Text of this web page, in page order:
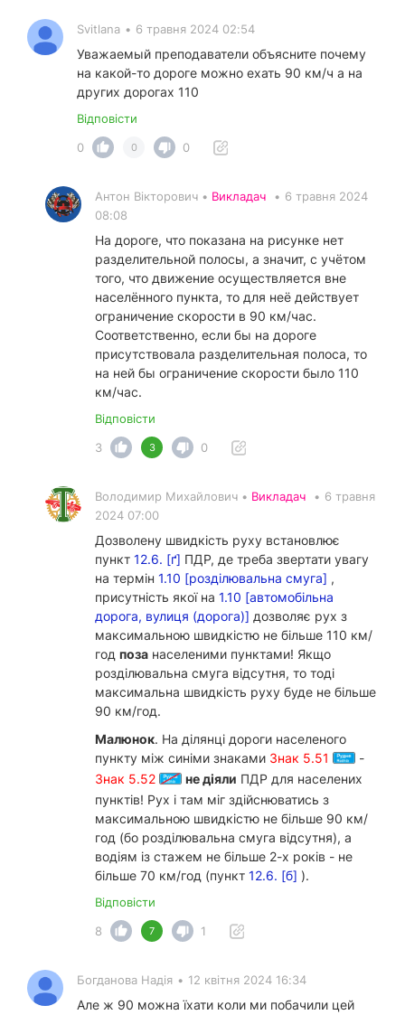
Svitlana • 6 травня 2024 02:54
Уважаемый преподаватели объясните почему
на какой-то дороге можно ехать 90 км/ч а на
других дорогах 110
Відповісти
0
0 0
Антон Вікторович • Викладач • 6 травня 2024
08:08
На дороге, что показана на рисунке нет
разделительной полосы, а значит, с учётом
того, что движение осуществляется вне
населённого пункта, то для неё действует
ограничение скорости в 90 км/час.
Соответственно, если бы на дороге
присутствовала разделительная полоса, то
на ней бы ограничение скорости было 110
км/час.
Відповісти
3
3 0
Володимир Михайлович • Викладач • 6 травня
2024 07:00
Дозволену швидкість руху встановлює
пункт 12.6. [ґ] ПДР, де треба звертати увагу
на термін 1.10 [розділювальна смуга] ,
присутність якої на 1.10 [автомобільна
дорога, вулиця (дорога)] дозволяє рух з
максимальною швидкістю не більше 110 км/
год поза населеними пунктами! Якщо
розділювальна смуга відсутня, то тоді
максимальна швидкість руху буде не більше
90 км/год.
Малюнок. На ділянці дороги населеного
пункту між синіми знаками Знак 5.51
-
Знак 5.52
не діяли ПДР для населених
пунктів! Рух і там міг здійснюватись з
максимальною швидкістю не більше 90 км/
год (бо розділювальна смуга відсутня), а
водіям із стажем не більше 2-х років - не
більше 70 км/год (пункт 12.6. [б] ).
Відповісти
8
7 1
Богданова Надія • 12 квітня 2024 16:34
Але ж 90 можна їхати коли ми побачили цей